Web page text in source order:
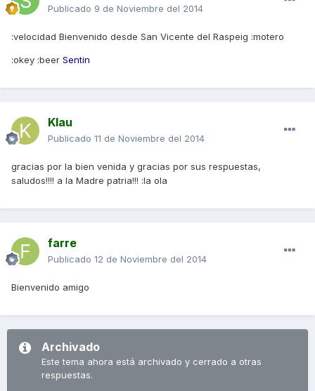
Publicado 9 de Noviembre del 2014
:velocidad Bienvenido desde San Vicente del Raspeig :motero
:okey :beer Sentin
Klau
Publicado 11 de Noviembre del 2014
gracias por la bien venida y gracias por sus respuestas,
saludos!!!! a la Madre patria!!! :la ola
farre
Publicado 12 de Noviembre del 2014
Bienvenido amigo
Archivado
Este tema ahora está archivado y cerrado a otras
respuestas.